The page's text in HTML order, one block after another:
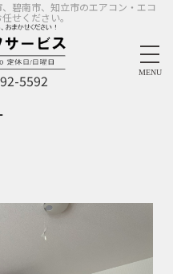
碧南市、知立市のエアコン・エコ
せください。
MENU
5592